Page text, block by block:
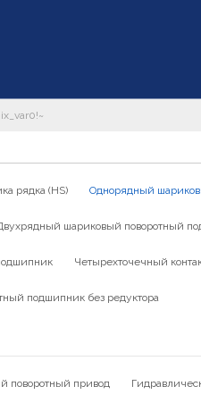
рядка (HS) Однорядный
шариковый поворотный
Четырехточечный
подшипник без редуктора
поворотный привод